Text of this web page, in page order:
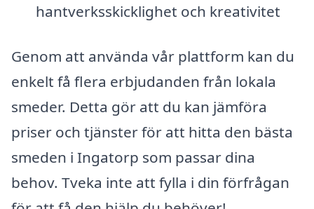
hantverksskicklighet och kreativitet
Genom att använda vår plattform kan du
enkelt få flera erbjudanden från lokala
smeder. Detta gör att du kan jämföra
priser och tjänster för att hitta den bästa
smeden i Ingatorp som passar dina
behov. Tveka inte att fylla i din förfrågan